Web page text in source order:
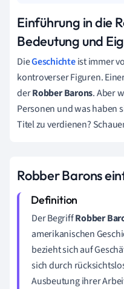
Einführung in die
Bedeutung und
DieGeschichteist immer
kontroverser Figuren.
derRobber Barons. Aber
Personen und was haben
Titel zu verdienen?
Robber Barons
Der BegriffRobber
amerikanischen
bezieht sich auf
sich durch
Ausbeutung ihrer